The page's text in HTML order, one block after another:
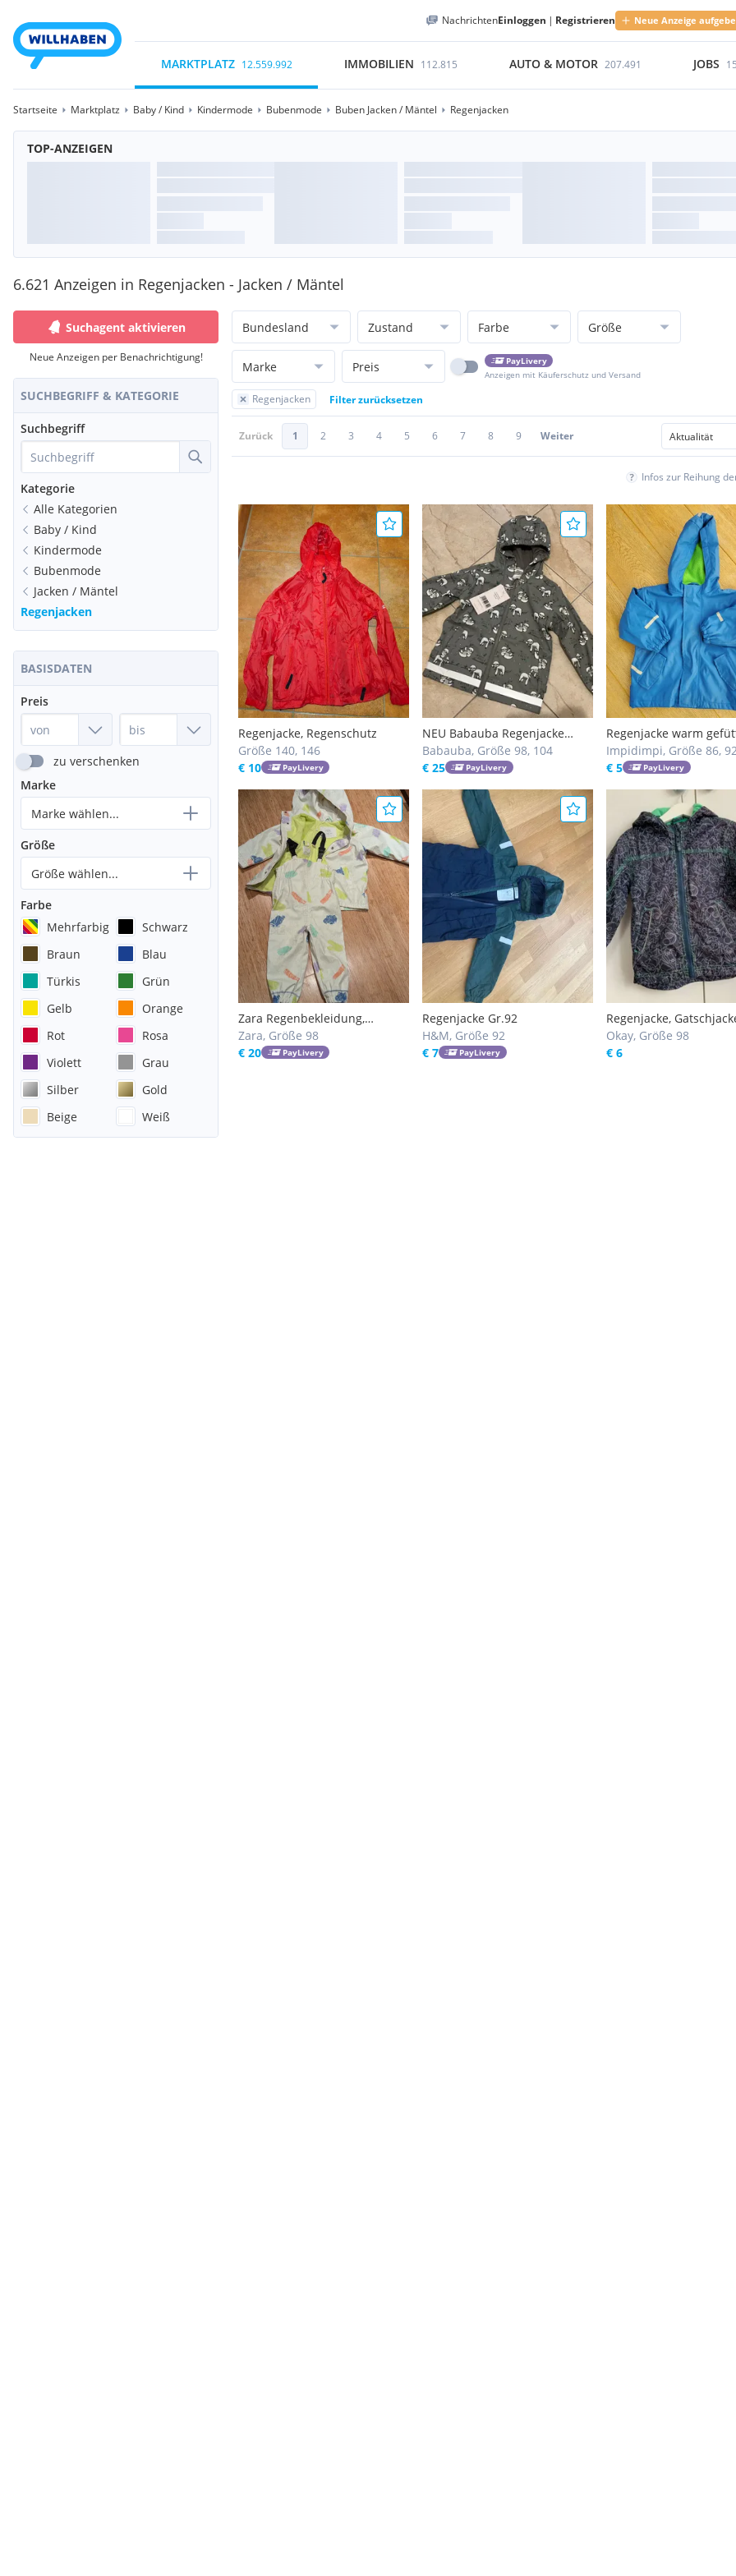
NachrichtenEinloggen | Registrieren Neue Anzeige
MARKTPLATZ 12.559.992 IMMOBILIEN 112.815 AUTO & MOTOR 207.491 JOBS
Startseite Marktplatz Baby / Kind Kindermode Bubenmode Buben Jacken / Mäntel Regenjacken
TOP-ANZEIGEN
6.621 Anzeigen in Regenjacken - Jacken / Mäntel
Suchagent aktivieren
Neue Anzeigen per Benachrichtigung!
SUCHBEGRIFF & KATEGORIE
Suchbegriff
Kategorie
Alle Kategorien
Baby / Kind
Kindermode
Bubenmode
Jacken / Mäntel
Regenjacken
BASISDATEN
Preis
zu verschenken
Marke
Marke wählen...
Größe
Größe wählen...
Farbe
Mehrfarbig
Schwarz
Braun
Blau
Türkis
Grün
Gelb
Orange
Rot
Rosa
Violett
Grau
Silber
Gold
Beige
Weiß
Bundesland Zustand Farbe Größe
Marke Preis
PayLivery
Anzeigen mit Käuferschutz und Versand
Regenjacken Filter zurücksetzen
Zurück 1 2 3 4 5 6 7 8 9 Weiter
Infos zur Reihung
Regenjacke, Regenschutz
Größe 140, 146
€ 10
PayLivery
NEU Babauba Regenjacke
"Fulltime Chiller"
Babauba, Größe 98, 104
€ 25
PayLivery
Regenjacke warm
86/92 - perfekt für
und Herbst
Impidimpi, Größe 86,
€ 5
PayLivery
Zara Regenbekleidung,
Matschhose und Jacke, Größe
98
Zara, Größe 98
€ 20
PayLivery
Regenjacke Gr.92
H&M, Größe 92
€ 7
PayLivery
Regenjacke,
98, Okay
Okay, Größe 98
€ 6